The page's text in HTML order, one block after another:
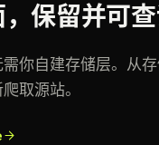
保留并可查
你自建存储层。从
取源站。